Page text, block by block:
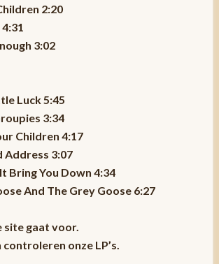
2:20
3:02
Luck 5:45
3:34
Children 4:17
Address 3:07
Bring You Down 4:34
And The Grey Goose 6:27
site gaat voor.
onze LP’s.